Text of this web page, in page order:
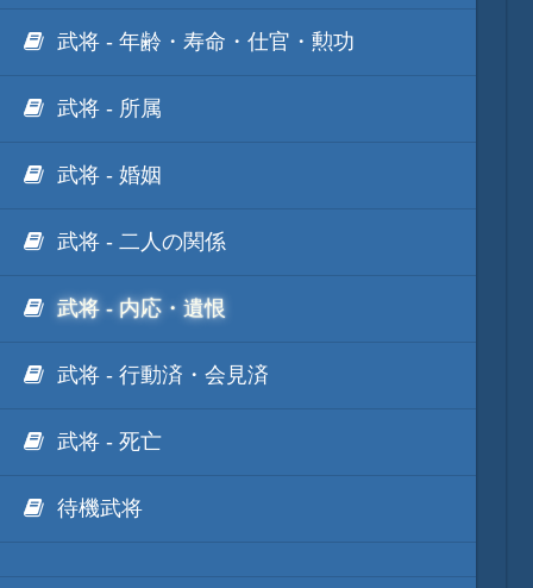
武将 - 年齢・寿命・仕官・勲功
武将 - 所属
武将 - 婚姻
武将 - 二人の関係
武将 - 内応・遺恨
武将 - 行動済・会見済
武将 - 死亡
待機武将